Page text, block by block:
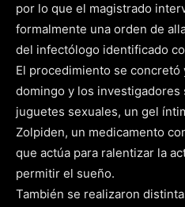
por lo que el magistrado
formalmente una orden de
del infectólogo identificado
El procedimiento se concretó
domingo y los investigadores
juguetes sexuales, un gel
Zolpiden, un medicamento
que actúa para ralentizar la
permitir el sueño.
También se realizaron